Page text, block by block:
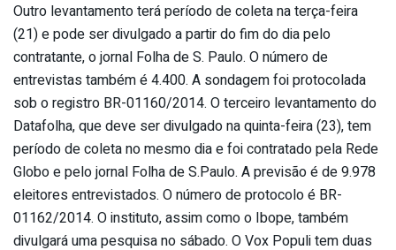
Outro levantamento terá período de coleta na terça-feira
(21) e pode ser divulgado a partir do fim do dia pelo
contratante, o jornal Folha de S. Paulo. O número de
entrevistas também é 4.400. A sondagem foi protocolada
sob o registro BR-01160/2014. O terceiro levantamento do
Datafolha, que deve ser divulgado na quinta-feira (23), tem
período de coleta no mesmo dia e foi contratado pela Rede
Globo e pelo jornal Folha de S.Paulo. A previsão é de 9.978
eleitores entrevistados. O número de protocolo é BR-
01162/2014. O instituto, assim como o Ibope, também
divulgará uma pesquisa no sábado. O Vox Populi tem duas